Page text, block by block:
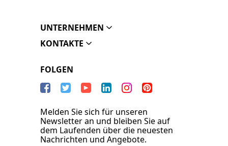
UNTERNEHMEN
KONTAKTE
FOLGEN
Melden Sie sich für unseren
Newsletter an und bleiben Sie auf
dem Laufenden über die neuesten
Nachrichten und Angebote.